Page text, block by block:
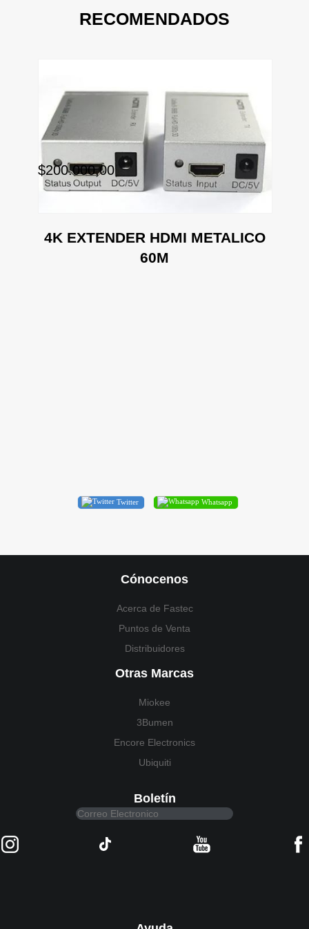
RECOMENDADOS
4K EXTENDER HDMI METALICO
60M
$200.000,00
Twitter Whatsapp
Cónocenos
Acerca de Fastec
Puntos de Venta
Distribuidores
Otras Marcas
Miokee
3Bumen
Encore Electronics
Ubiquiti
Boletín